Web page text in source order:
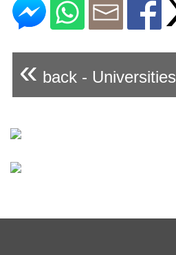
« back - Universities